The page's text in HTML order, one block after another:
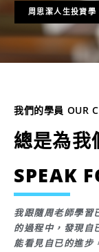
周思潔人生投資學
我們的學員 OUR
總是為我
SPEAK
我跟隨周老師學習
的過程中，發現自
能看見自已的進步